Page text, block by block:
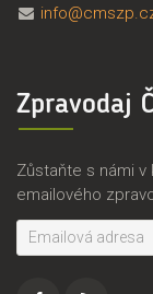
Z
.
s
k
r
a
s
k
ý
s
Zpravodaj
Zůstaňte s námi
emailového